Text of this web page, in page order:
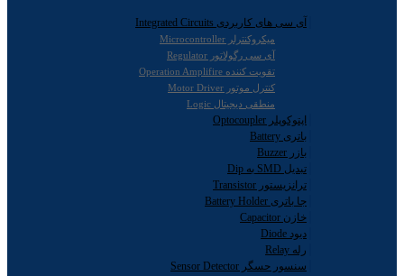
آی سی های کاربردی Integrated Circuits
میکروکنترلر Microcontroller
آی سی رگولاتور Regulator
تقویت کننده Operation Amplifire
کنترل موتور Motor Driver
منطقی دیجیتال Logic
اپتوکوپلر Optocoupler
باتری Battery
بازر Buzzer
تبدیل SMD به Dip
ترانزیستور Transistor
جا باتری Battery Holder
خازن Capacitor
دیود Diode
رله Relay
سنسور حسگر Sensor Detector